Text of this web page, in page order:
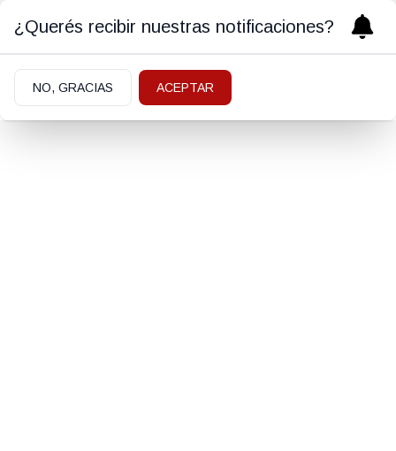
¿Querés recibir nuestras notificaciones?
NO, GRACIAS ACEPTAR